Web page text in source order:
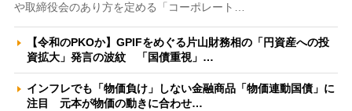
や取締役会のあり方を定める「コーポレート…
【令和のPKOか】GPIFをめぐる片山財務相の「円資産への投
資拡大」発言の波紋 「国債重視」…
インフレでも「物価負け」しない金融商品「物価連動国債」に
注目 元本が物価の動きに合わせ…